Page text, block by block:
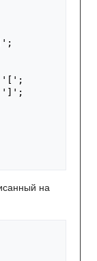
;
'[' ;
']' ;
на